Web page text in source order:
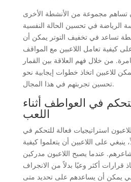
تساهم مجموعة من الأنشطة الأخرى
الرياضة في تحسين الحالة النفسية
تساعد في تخفيف التوتر يمكن أن
كيفية تعامل اللاعبين مع المواقف
من خلال فهم العلاقة بين القمار
للاعبين اتخاذ خطوات إيجابية نحو
تحسين تجربتهم في هذا المجال.
في العواطف أثناء
اللعب
استراتيجيات فعالة للتحكم في
ينبغي على اللاعبين أن يتعلموا كيفية
عندما يصبح اللاعبون مدركين
قرارات أكثر وعيًا بدلاً من الانجراف
يمكن أن يساعدهم على تحديد متى